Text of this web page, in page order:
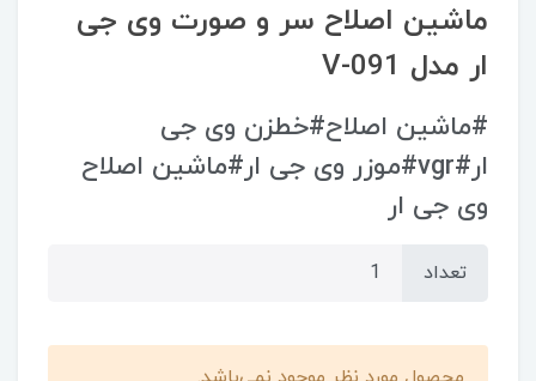
ماشین اصلاح سر و صورت وی جی
ار مدل V-091
#ماشین اصلاح#خطزن وی جی
ار#vgr#موزر وی جی ار#ماشین اصلاح
وی جی ار
تعداد